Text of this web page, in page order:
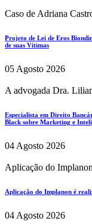
Caso de Adriana
Projeto de Lei de Eros
de suas Vítimas
05 Agosto 2026
A advogada Dra.
Especialista em Direito
Black sobre Marketing e
04 Agosto 2026
Aplicação do Implanon
Aplicação do Implanon é
04 Agosto 2026